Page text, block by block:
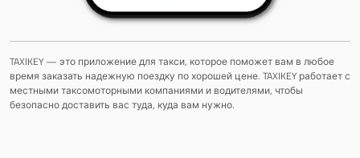
TAXIKEY — это приложение для такси, которое поможет вам в любое
время заказать надежную поездку по хорошей цене. TAXIKEY работает с
местными таксомоторными компаниями и водителями, чтобы
безопасно доставить вас туда, куда вам нужно.